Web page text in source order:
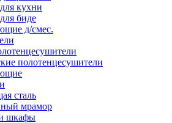
кухни
биде
д/смес.
полотенцесушители
сталь
мрамор
шкафы